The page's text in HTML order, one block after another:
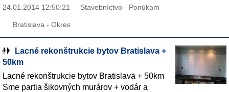
24.01.2014 12:50:21 Stavebníctvo - Ponúkam
Bratislava - Okres
Lacné rekonštrukcie bytov Bratislava +
50km
Lacné rekonštrukcie bytov Bratislava + 50km
Sme partia šikovných murárov + vodár a